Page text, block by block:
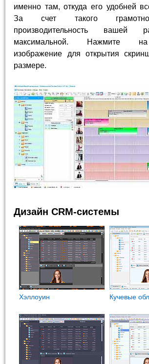
именно там, откуда его удобней
За счет такого
производительность вашей
максимальной. Нажмите
изображение для открытия
размере.
Дизайн CRM-системы
Хэллоуин Кучевые